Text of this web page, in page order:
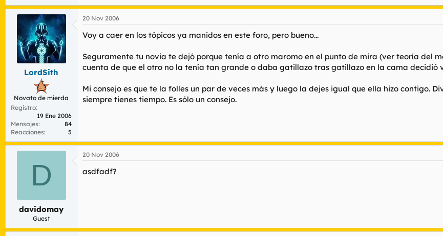
LordSith
Novato de mierda
Registro
19 Ene 2006
Mensajes
84
Reacciones
5
20 Nov 2006
Voy a caer en los tópicos ya manidos en este foro, pero bueno...
Seguramente tu novia te dejó porque tenía a otro maromo en el punto de mira (ver teoría del
cuenta de que el otro no la tenía tan grande o daba gatillazo tras gatillazo en la cama decidió
Mi consejo es que te la folles un par de veces más y luego la dejes igual que ella hizo contigo.
siempre tienes tiempo. Es sólo un consejo.
D
davidomay
Guest
20 Nov 2006
asdfadf?